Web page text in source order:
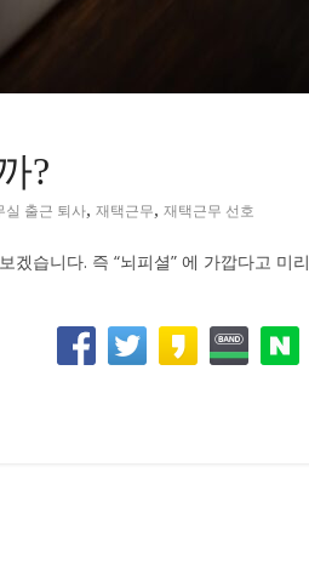
?
실 출근 퇴사, 재택근무, 재택근무 선호
습니다. 즉 “뇌피셜” 에 가깝다고 미리